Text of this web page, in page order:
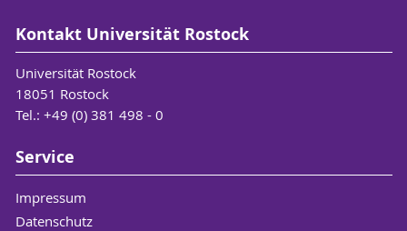
Kontakt Universität Rostock
Universität Rostock
18051 Rostock
Tel.: +49 (0) 381 498 - 0
Service
Impressum
Datenschutz